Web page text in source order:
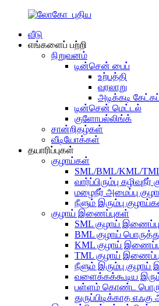
வீடு
எங்களைப் பற்றி
நிறுவனம்
டின்சென் பைப்
உற்பத்தி
வரலாறு
அடிக்கடி
டின்சென் மெட்டல்
குளோபல்லிங்க்
சான்றிதழ்கள்
வீடியோக்கள்
தயாரிப்புகள்
குழாய்கள்
SML/BML/KML/
வார்ப்பிரும்பு
மழைநீர் அமைப்பு
நீளும் இரும்பு
குழாய் இணைப்புகள்
SML குழாய்
BML குழாய்
KML குழாய்
TML குழாய்
நீளும் இரும்பு
வளைக்கக்கூடிய
பள்ளம் கொண்ட
துருப்பிடிக்காத